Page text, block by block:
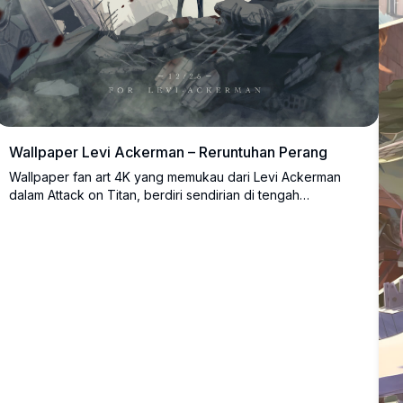
Wallpaper Levi Ackerman – Reruntuhan Perang
Wallpaper fan art 4K yang memukau dari Levi Ackerman
dalam Attack on Titan, berdiri sendirian di tengah